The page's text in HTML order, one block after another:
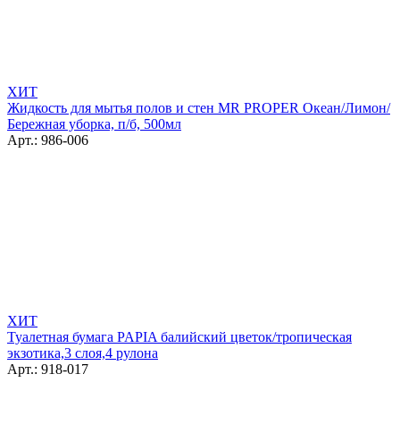
ХИТ
Жидкость для мытья полов и стен MR PROPER Океан/Лимон/
Бережная уборка, п/б, 500мл
Арт.: 986-006
ХИТ
Туалетная бумага PAPIA балийский цветок/тропическая
экзотика,3 слоя,4 рулона
Арт.: 918-017